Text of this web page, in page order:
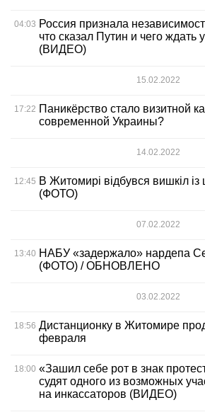
04:03 Россия признала
что сказал Путин и чего ждать
(ВИДЕО)
15.02.2022
17:22 Паникёрство стало визитной
современной Украины?
14.02.2022
12:45 В Житомирі відбувся вишкіл із
(ФОТО)
07.02.2022
13:40 НАБУ «задержало» нардепа
(ФОТО) / ОБНОВЛЕНО
03.02.2022
18:56 Дистанционку в Житомире
февраля
18:00 «Зашил себе рот в знак
судят одного из возможных
на инкассаторов (ВИДЕО)